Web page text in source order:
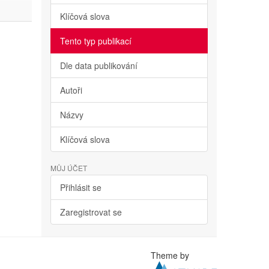
Klíčová slova
Tento typ publikací
Dle data publikování
Autoři
Názvy
Klíčová slova
MŮJ ÚČET
Přihlásit se
Zaregistrovat se
Theme by